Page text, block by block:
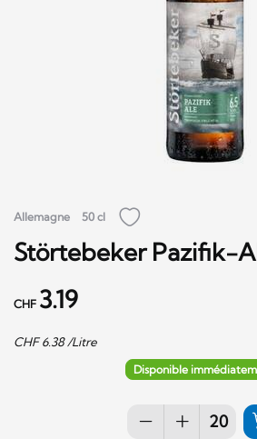
Allemagne 50 cl
Störtebeker Pazifik-
CHF 3.19
CHF6.38/Litre
Disponible